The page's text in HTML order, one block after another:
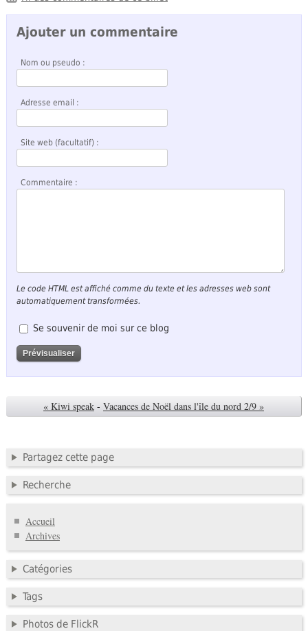
Ajouter un commentaire
Nom ou pseudo :
Adresse email :
Site web (facultatif) :
Commentaire :
Le code HTML est affiché comme du texte et les adresses web sont
automatiquement transformées.
Se souvenir de moi sur ce blog
« Kiwi speak - Vacances de Noël dans l'île du nord 2/9 »
Partagez cette page
Recherche
Accueil
Archives
Catégories
Tags
Photos de FlickR